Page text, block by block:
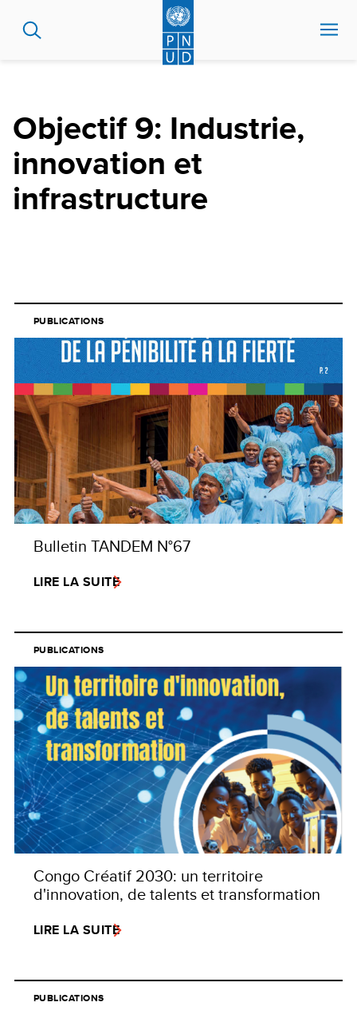
contenu
Objectif 9: Industrie,
innovation et
infrastructure
PUBLICATIONS
Bulletin TANDEM N°67
LIRE LA SUITE
PUBLICATIONS
Congo Créatif 2030: un territoire
d'innovation, de talents et transformation
LIRE LA SUITE
PUBLICATIONS